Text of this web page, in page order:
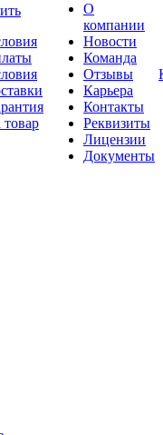
товар
О
компании
Новости
Команда
Отзывы
Карьера
Контакты
Реквизиты
Лицензии
Документы